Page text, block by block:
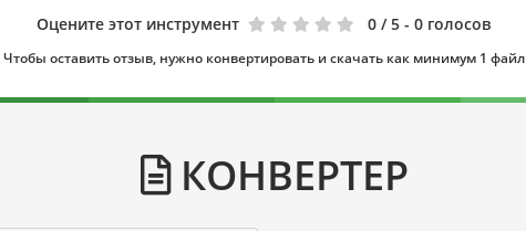
Оцените этот инструмент 0 / 5 - 0 голосов
Чтобы оставить отзыв, нужно конвертировать и скачать как минимум 1 файл
КОНВЕРТЕР